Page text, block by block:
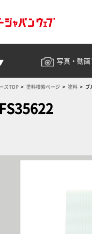
写真・動画
スTOP 塗料検索ページ 塗料 ブ